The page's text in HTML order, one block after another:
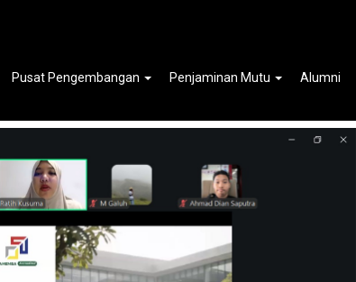
Pusat Pengembangan Penjaminan Mutu Alumni
Prodi Manajemen Gelar